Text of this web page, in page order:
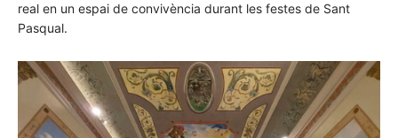
real en un espai de convivència durant les festes de Sant
Pasqual.